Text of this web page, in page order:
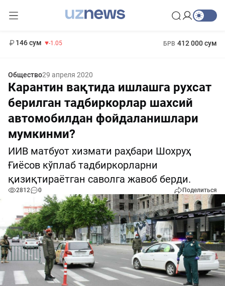
146 сум -1.05 БРВ 412 000 сум
Общество29 апреля 2020
Карантин вақтида ишлашга рухсат
берилган тадбиркорлар шахсий
автомобилдан фойдаланишлари
мумкинми?
ИИВ матбуот хизмати раҳбари Шохруҳ
Ғиёсов кўплаб тадбиркорларни
қизиқтираётган саволга жавоб берди.
2812 0 Поделиться